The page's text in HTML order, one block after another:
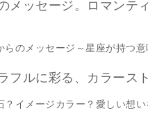
メッセージ。ロマンテ
らのメッセージ～星座が持つ意
フルに彩る、カラース
？イメージカラー？愛しい想い